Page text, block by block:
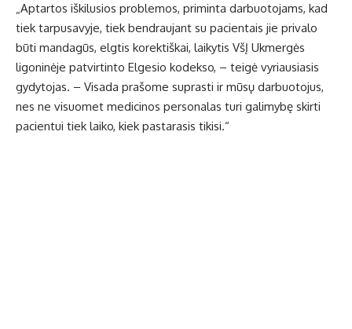
„Aptartos iškilusios problemos, priminta darbuotojams, kad
tiek tarpusavyje, tiek bendraujant su pacientais jie privalo
būti mandagūs, elgtis korektiškai, laikytis VšĮ Ukmergės
ligoninėje patvirtinto Elgesio kodekso, – teigė vyriausiasis
gydytojas. – Visada prašome suprasti ir mūsų darbuotojus,
nes ne visuomet medicinos personalas turi galimybę skirti
pacientui tiek laiko, kiek pastarasis tikisi.“